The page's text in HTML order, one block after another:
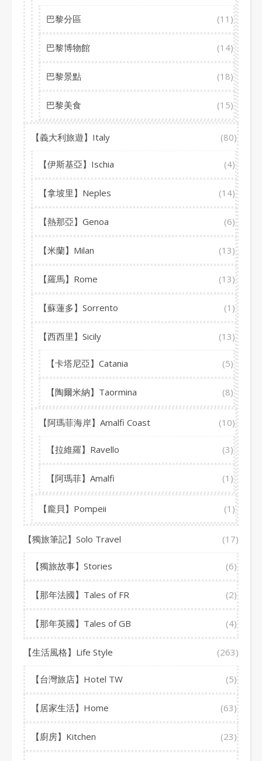
巴黎分區 (11)
巴黎博物館 (14)
巴黎景點 (18)
巴黎美食 (15)
【義大利旅遊】Italy (80)
【伊斯基亞】Ischia (4)
【拿坡里】Neples (14)
【熱那亞】Genoa (6)
【米蘭】Milan (13)
【羅馬】Rome (13)
【蘇蓮多】Sorrento (1)
【西西里】Sicily (13)
【卡塔尼亞】Catania (5)
【陶爾米納】Taormina (8)
【阿瑪菲海岸】Amalfi Coast (10)
【拉維羅】Ravello (3)
【阿瑪菲】Amalfi (1)
【龐貝】Pompeii (1)
【獨旅筆記】Solo Travel (17)
【獨旅故事】Stories (6)
【那年法國】Tales of FR (2)
【那年英國】Tales of GB (4)
【生活風格】Life Style (263)
【台灣旅店】Hotel TW (5)
【居家生活】Home (63)
【廚房】Kitchen (23)